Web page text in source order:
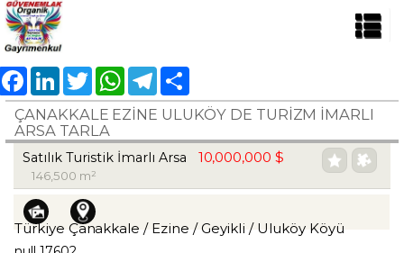
FacebookLinkedInTwitter WhatsAppTelegram
ÇANAKKALE EZİNE ULUKÖY DE TURIZM IMARLI
ARSA TARLA
Satılık Turistik İmarlı Arsa 10,000,000 $
146,500 m²
Türkiye Çanakkale / Ezine / Geyikli / Uluköy Köyü